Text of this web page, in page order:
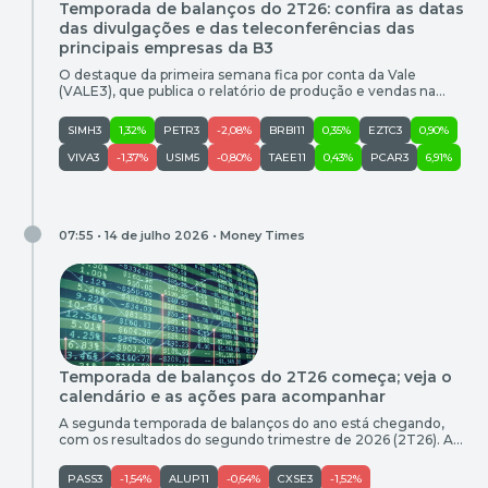
Temporada de balanços do 2T26: confira as datas
das divulgações e das teleconferências das
principais empresas da B3
O destaque da primeira semana fica por conta da Vale
(VALE3), que publica o relatório de produção e vendas na
SIMH3 1,32% PETR3 -2,08% BRBI11 0,35% EZTC3
0,90%
VIVA3
-1,37% USIM5 -0,80% TAEE11 0,43% PCAR3 6,91%
07:55 • 14 de julho 2026 • Money Times
Temporada de balanços do 2T26 começa; veja o
calendário e as ações para acompanhar
A segunda temporada de balanços do ano está chegando,
com os resultados do segundo trimestre de 2026 (2T26). A
apresentar seus números e realizar teleconferências com
PASS3 -1,54% ALUP11 -0,64% CXSE3
-1,52%